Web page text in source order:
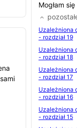
Mogłam
Uzależniona
- rozdział 19
Uzależniona
- rozdział 18
Uzależniona
- rozdział 17
Uzależniona
- rozdział 16
Uzależniona
- rozdział 15